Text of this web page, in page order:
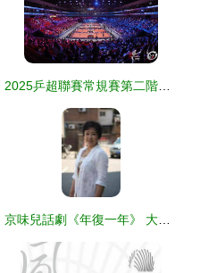
2025乒超聯賽常規賽第二階段廈門站開票公告 秀動官方票務總代理全面啟動
京味兒話劇《年復一年》 大雜院里的苦樂人生